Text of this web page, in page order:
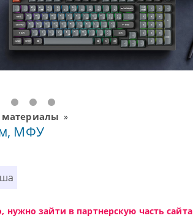
материалы »
МФУ
зайти в партнерскую часть сайта